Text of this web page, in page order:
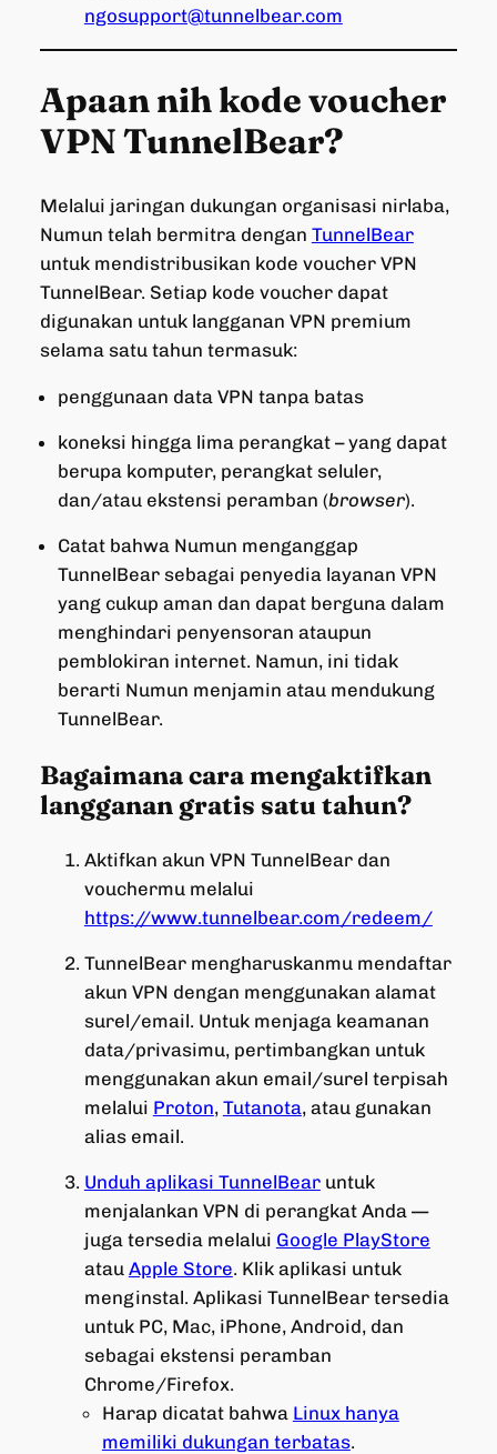
ngosupport@tunnelbear.com
Apaan nih kode voucher
VPN TunnelBear?
Melalui jaringan dukungan organisasi nirlaba,
Numun telah bermitra dengan TunnelBear
untuk mendistribusikan kode voucher VPN
TunnelBear. Setiap kode voucher dapat
digunakan untuk langganan VPN premium
selama satu tahun termasuk:
penggunaan data VPN tanpa batas
koneksi hingga lima perangkat – yang dapat
berupa komputer, perangkat seluler,
dan/atau ekstensi peramban (browser).
Catat bahwa Numun menganggap
TunnelBear sebagai penyedia layanan VPN
yang cukup aman dan dapat berguna dalam
menghindari penyensoran ataupun
pemblokiran internet. Namun, ini tidak
berarti Numun menjamin atau mendukung
TunnelBear.
Bagaimana cara mengaktifkan
langganan gratis satu tahun?
Aktifkan akun VPN TunnelBear dan
vouchermu melalui
https://www.tunnelbear.com/redeem/
TunnelBear mengharuskanmu mendaftar
akun VPN dengan menggunakan alamat
surel/email. Untuk menjaga keamanan
data/privasimu, pertimbangkan untuk
menggunakan akun email/surel terpisah
melalui Proton, Tutanota, atau gunakan
alias email.
Unduh aplikasi TunnelBearuntuk
menjalankan VPN di perangkat Anda —
juga tersedia melalui Google PlayStore
atau Apple Store. Klik aplikasi untuk
menginstal. Aplikasi TunnelBear tersedia
untuk PC, Mac, iPhone, Android, dan
sebagai ekstensi peramban
Chrome/Firefox.
Harap dicatat bahwa Linux hanya
memiliki dukungan terbatas.